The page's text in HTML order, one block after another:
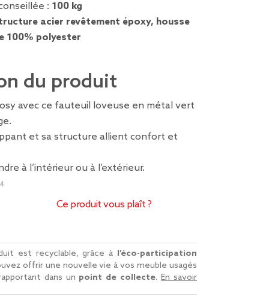
: 100 kg
acier revêtement époxy, housse
100% polyester
du produit
avec ce fauteuil loveuse en métal vert
et sa structure allient confort et
à l’intérieur ou à l’extérieur.
Ce produit vous plaît ?
est recyclable, grâce à l’éco-participation
offrir une nouvelle vie à vos meuble usagés
dans un point de collecte.En savoir